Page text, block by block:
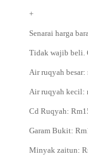
+
Senarai harga
Tidak wajib beli.
Air ruqyah besar:
Air ruqyah kecil:
Cd Ruqyah:
Garam Bukit:
Minyak zaitun: